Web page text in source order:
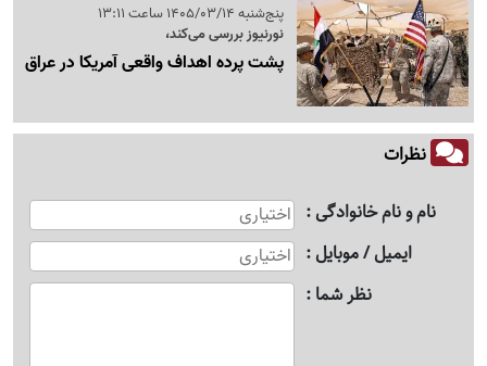
پنج‌شنبه 1405/03/14 ساعت 13:11
نورنیوز بررسی می‌کند،
پشت پرده اهداف واقعی آمریکا در عراق
نظرات
نام و نام خانوادگی
ایمیل / موبایل
نظر شما